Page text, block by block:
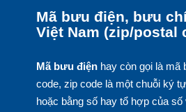
Mã bưu điện, bưu
Việt Nam (zip/postal
Mã bưu điệnhay còn gọi là mã
code, zip code là một chuỗi ký
hoặc bằng số hay tổ hợp của